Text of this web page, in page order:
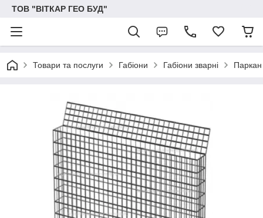
ТОВ "ВІТКАР ГЕО БУД"
Товари та послуги Габіони Габіони зварні Паркан